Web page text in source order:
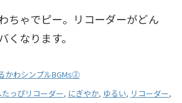
ちゃでピー。リコーダーがどん
くなります。
かわシンプルBGMs②
たっぴリコーダー, にぎやか, ゆるい, リコーダー,